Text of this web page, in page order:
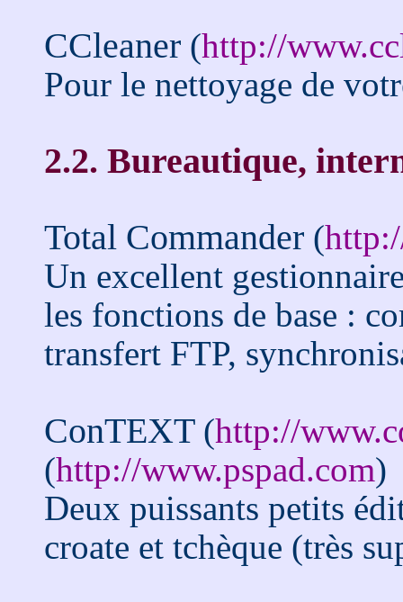
CCleaner (http://
Pour le nettoyage de
2.2. Bureautique,
Total Commander (
Un excellent
les fonctions de base :
transfert FTP,
ConTEXT (http://
(http://www.pspad.com)
Deux puissants petits
croate et tchèque (très